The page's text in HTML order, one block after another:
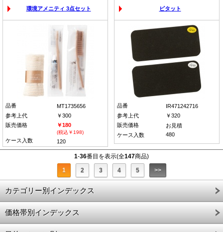
環境アメニティ 3点セット
品番
MT1735656
参考上代
￥300
販売価格
￥180
(税込￥198)
ケース入数 120
ピタット
品番
IR471242716
参考上代
￥320
販売価格
お見積
ケース入数
480
1-36番目を表示(全147商品)
1
2 3 4 5 >>
カテゴリー別インデックス
価格帯別インデックス